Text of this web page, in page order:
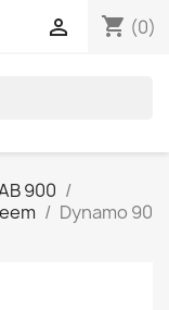
shopping_cart (0)

900
Dynamo 90